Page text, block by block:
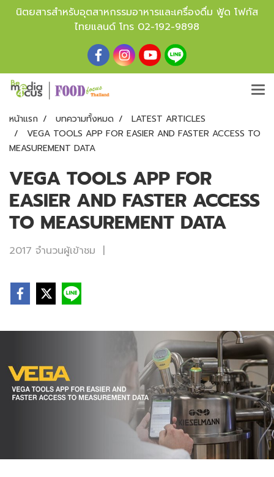
นิตยสารสำหรับอุตสาหกรรมอาหารและเครื่องดื่ม ฟู้ด โฟกัส
ไทยแลนด์ โทร 02-192-9898
หน้าแรก บทความทั้งหมด
LATEST ARTICLES
VEGA TOOLS APP FOR EASIER AND FASTER ACCESS TO
MEASUREMENT DATA
VEGA TOOLS APP FOR
EASIER AND FASTER ACCESS
TO MEASUREMENT DATA
2017 จำนวนผู้เข้าชม |